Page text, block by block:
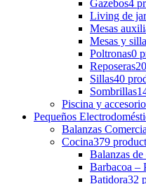
Gazebos4
Living de
Mesas
Mesas y
Poltronas0
Reposeras
Sillas40
Sombrillas
Piscina y
Pequeños
Balanzas
Cocina379
Balanzas de
Barbacoa –
Batidora32